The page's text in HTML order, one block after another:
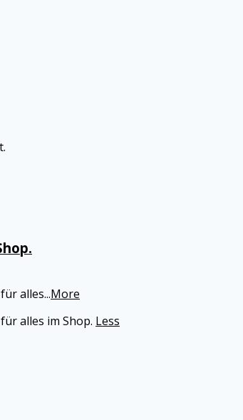
alles...More
alles im Shop. Less